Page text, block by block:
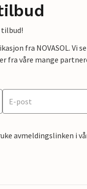
tilbud!
fra NOVASOL. Vi
fra våre mange
avmeldingslinken i